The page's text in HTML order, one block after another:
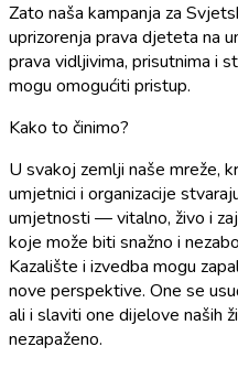
Zato naša kampanja za
uprizorenja prava djeteta na
prava vidljivima, prisutnima i
mogu omogućiti pristup.
Kako to činimo?
U svakoj zemlji naše mreže,
umjetnici i organizacije
umjetnosti — vitalno, živo i
koje može biti snažno i
Kazalište i izvedba mogu
nove perspektive. One se
ali i slaviti one dijelove naših
nezapaženo.